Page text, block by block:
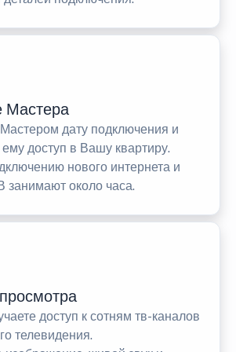
Мастера
дату подключения и
ему доступ в Вашу квартиру.
нового интернета и
около часа.
доступ к сотням тв-каналов
телевидения.